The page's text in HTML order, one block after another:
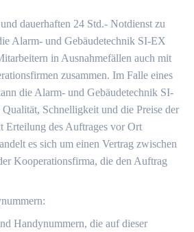
dauerhaften 24 Std.- Notdienst zu
Alarm- und Gebäudetechnik SI-EX
in Ausnahmefällen auch mit
zusammen. Im Falle eines
die Alarm- und Gebäudetechnik SI-
Schnelligkeit und die Preise der
Erteilung des Auftrages vor Ort
es sich um einen Vertrag zwischen
Kooperationsfirma, die den Auftrag
Handynummern, die auf dieser